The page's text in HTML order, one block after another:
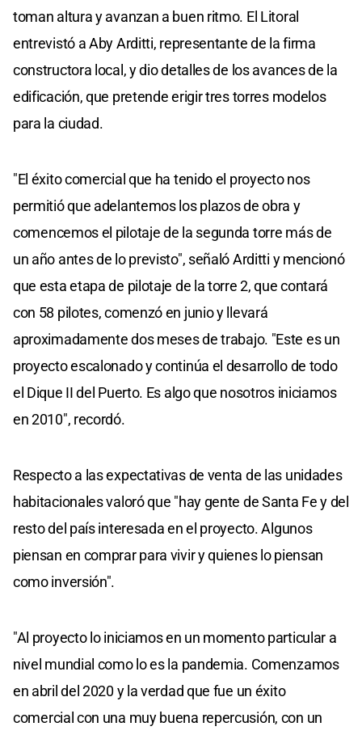
toman altura y avanzan a buen ritmo. El Litoral
entrevistó a Aby Arditti, representante de la firma
constructora local, y dio detalles de los avances de la
edificación, que pretende erigir tres torres modelos
para la ciudad.
"El éxito comercial que ha tenido el proyecto nos
permitió que adelantemos los plazos de obra y
comencemos el pilotaje de la segunda torre más de
un año antes de lo previsto", señaló Arditti y mencionó
que esta etapa de pilotaje de la torre 2, que contará
con 58 pilotes, comenzó en junio y llevará
aproximadamente dos meses de trabajo. "Este es un
proyecto escalonado y continúa el desarrollo de todo
el Dique II del Puerto. Es algo que nosotros iniciamos
en 2010", recordó.
Respecto a las expectativas de venta de las unidades
habitacionales valoró que "hay gente de Santa Fe y del
resto del país interesada en el proyecto. Algunos
piensan en comprar para vivir y quienes lo piensan
como inversión".
"Al proyecto lo iniciamos en un momento particular a
nivel mundial como lo es la pandemia. Comenzamos
en abril del 2020 y la verdad que fue un éxito
comercial con una muy buena repercusión, con un